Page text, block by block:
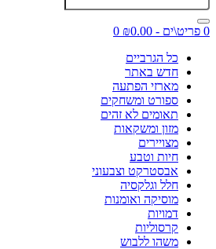
0 פריט\ים - ₪0.00
0
כל הגרביים
חדש באתר
מארזי הפתעה
ספורט ומשחקים
תאומים לא זהים
מזון ומשקאות
מצויירים
חיות וטבע
אבסטרקט וצבעוני
חלל וגלקסיה
מוסיקה ואומנות
דמויות
קרסוליות
משהו ללבוש